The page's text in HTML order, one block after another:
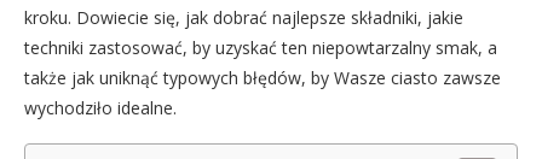
kroku. Dowiecie się, jak dobrać najlepsze składniki, jakie
techniki zastosować, by uzyskać ten niepowtarzalny smak, a
także jak uniknąć typowych błędów, by Wasze ciasto zawsze
wychodziło idealne.